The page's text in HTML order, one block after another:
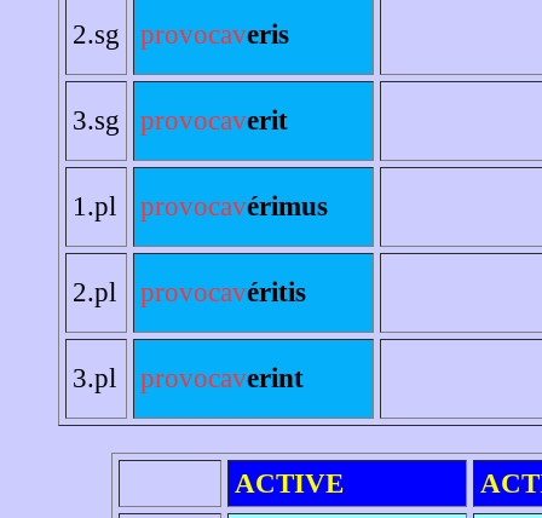
2.sg provocaveris
3.sg provocaverit
1.pl provocavérimus
2.pl provocavéritis
3.pl provocaverint
ACTIVE